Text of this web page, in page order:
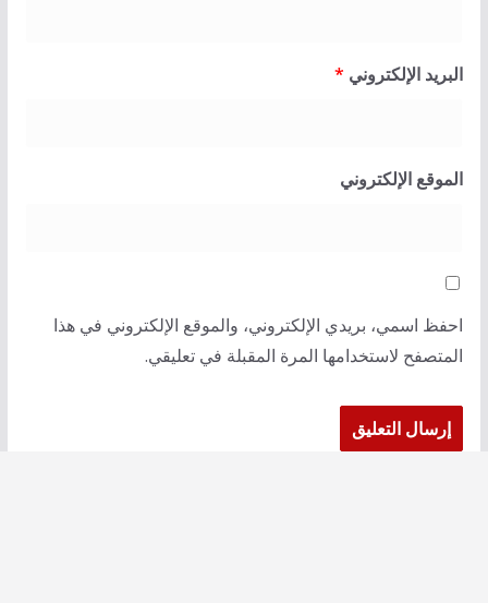
البريد الإلكتروني *
الموقع الإلكتروني
احفظ اسمي، بريدي الإلكتروني، والموقع الإلكتروني في هذا
المتصفح لاستخدامها المرة المقبلة في تعليقي.